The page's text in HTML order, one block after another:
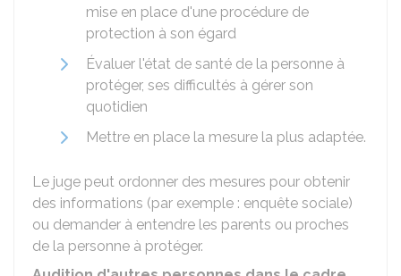
mise en place d'une procédure de
protection à son égard
Évaluer l'état de santé de la personne à
protéger, ses difficultés à gérer son
quotidien
Mettre en place la mesure la plus adaptée.
Le juge peut ordonner des mesures pour obtenir
des informations (par exemple : enquête sociale)
ou demander à entendre les parents ou proches
de la personne à protéger.